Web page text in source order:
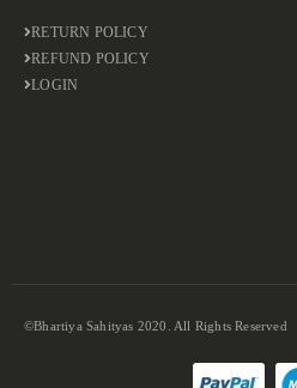
RETURN POLICY
REFUND POLICY
LOGIN
©Bhartiya Sahityas 2020. All Rights Reserved